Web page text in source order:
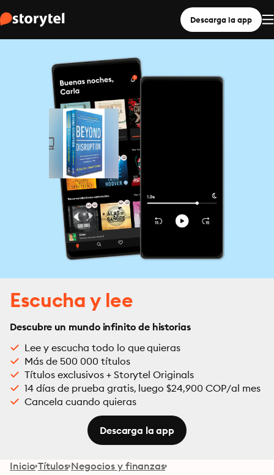
Descarga la app
Escucha y lee
Descubre un mundo infinito de historias
Lee y escucha todo lo que quieras
Más de 500 000 títulos
Títulos exclusivos + Storytel Originals
14 días de prueba gratis, luego $24,900 COP/al mes
Cancela cuando quieras
Descarga la app
Inicio Títulos Negocios y finanzas